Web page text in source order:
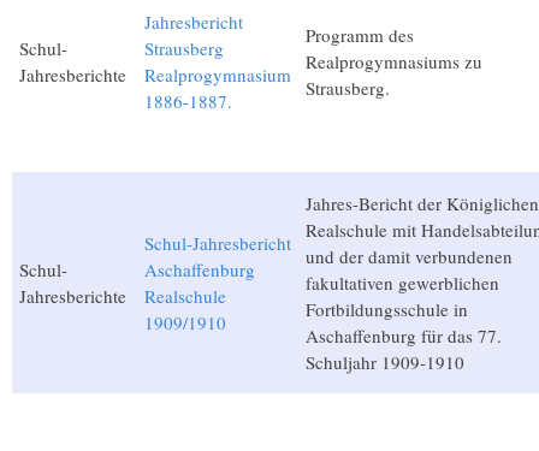
Schul-
Jahresberichte
Jahresbericht
Strausberg
Realprogymnasium
1886-1887.
Programm des
Realprogymnasiums zu
Strausberg.
Schul-
Jahresberichte
Schul-Jahresbericht
Aschaffenburg
Realschule
1909/1910
Jahres-Bericht der Königlichen
Realschule mit
und der damit verbundenen
fakultativen gewerblichen
Fortbildungsschule in
Aschaffenburg für das 77.
Schuljahr 1909-1910